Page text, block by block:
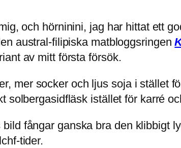
och hörninini, jag har hittat ett
austral-filipiska matbloggsringen
av mitt första försök.
mer socker och ljus soja i stället
solbergasidfläsk istället för karré
fångar ganska bra den klibbigt
tider.